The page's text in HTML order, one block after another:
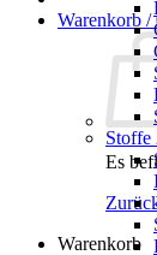
Warenkorb /
Es
Warenkorb
Stoffe